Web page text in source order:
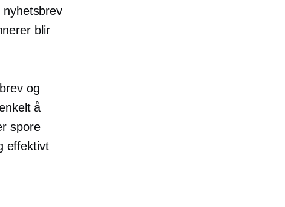
nyhetsbrev
blir
og
å
spore
effektivt